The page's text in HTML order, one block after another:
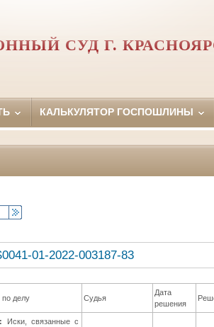
СУД Г.
КАЛЬКУЛЯТОР ГОСПОШЛИНЫ
01-2022-003187-83
делу Судья
Дата
решения
Иски, связанные с